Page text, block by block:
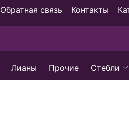
Обратная связь Контакты
Лианы Прочие Стебли